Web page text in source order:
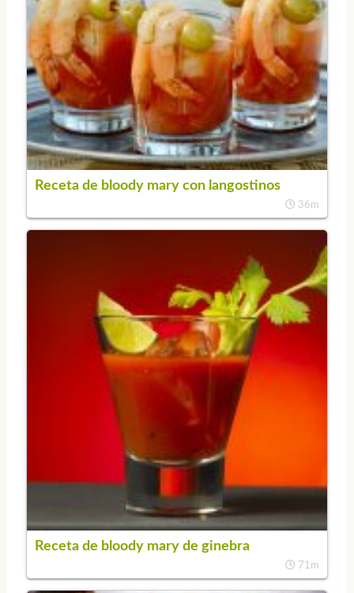
Receta de bloody mary con langostinos
36m
Receta de bloody mary de ginebra
71m